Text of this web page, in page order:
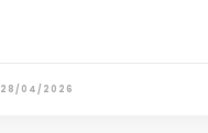
28/04/2026